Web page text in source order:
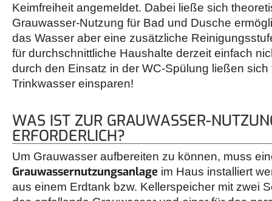
Keimfreiheit angemeldet. Dabei ließe sich
Grauwasser-Nutzung für Bad und Dusche
das Wasser aber eine zusätzliche
für durchschnittliche Haushalte derzeit einfach
durch den Einsatz in der WC-Spülung ließen
Trinkwasser einsparen!
WAS IST ZUR GRAUWASSER-
ERFORDERLICH?
Um Grauwasser aufbereiten zu können, muss
Grauwassernutzungsanlage im Haus installiert
aus einem Erdtank bzw. Kellerspeicher mit zwei